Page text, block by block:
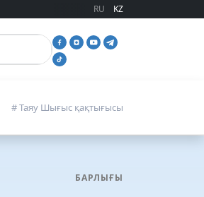
RU KZ
# Таяу Шығыс қақтығысы
БАРЛЫҒЫ